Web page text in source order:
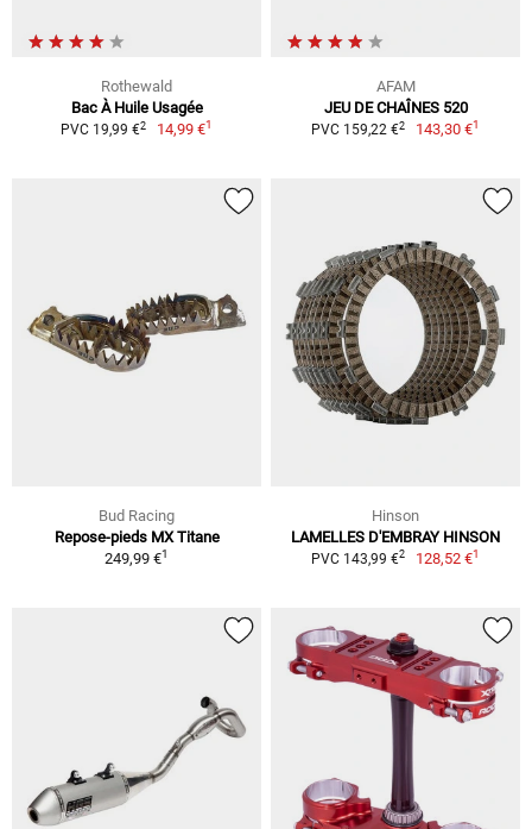
Rothewald
Bac À Huile Usagée
PVC 19,99 €2 14,99 €1
AFAM
JEU DE CHAÎNES 520
PVC 159,22 €2 143,30 €1
Bud Racing
Repose-pieds MX Titane
249,99 €1
Hinson
LAMELLES D'EMBRAY HINSON
PVC 143,99 €2 128,52 €1